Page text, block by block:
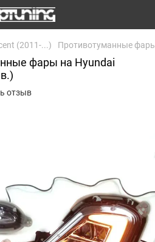
(2011-...) Противотуманные фары
фары на Hyundai
отзыв